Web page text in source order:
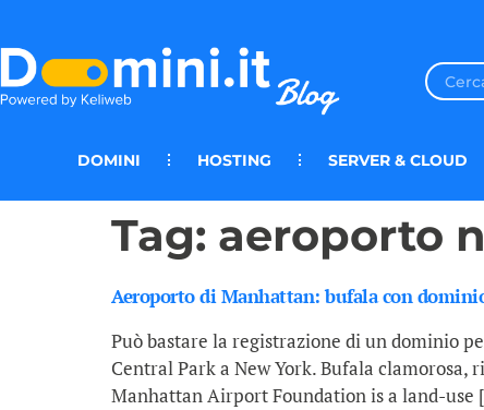
DOMINI HOSTING SERVER & CLOUD
Tag: aeroporto
Aeroporto di Manhattan: bufala con
Può bastare la registrazione di un dominio
Central Park a New York. Bufala
Manhattan Airport Foundation is a land-use